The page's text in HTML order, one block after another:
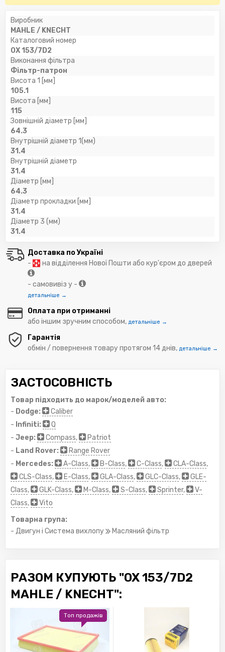
Виробник
MAHLE / KNECHT
Каталоговий номер
OX 153/7D2
Виконання фільтра
Фільтр-патрон
Висота 1 [мм]
105.1
Висота [мм]
115
Зовнішній діаметр [мм]
64.3
Внутрішній діаметр 1(мм)
31.4
Внутрішній діаметр
31.4
Діаметр [мм]
64.3
Діаметр прокладки [мм]
31.4
Діаметр 3 (мм)
31.4
Доставка по Україні
-
на відділення Нової Пошти або кур'єром до дверей
- самовивіз у -
детальніше →
Оплата при отриманні
або іншим зручним способом, детальніше →
Гарантія
обмін / повернення товару протягом 14 днів, детальніше →
ЗАСТОСОВНІСТЬ
Товар підходить до марок/моделей авто:
- Dodge:
Caliber
- Infiniti:
Q
- Jeep: Compass,
Patriot
- Land Rover:
Range Rover
- Mercedes: A-Class, B-Class, C-Class, CLA-Class,
CLS-Class, E-Class, GLA-Class, GLC-Class,
GLE-
Class, GLK-Class, M-Class, S-Class, Sprinter,
V-
Class,
Vito
Товарна група:
- Двигун і Система вихлопу
Масляний фільтр
РАЗОМ КУПУЮТЬ "OX 153/7D2
MAHLE / KNECHT":
Топ продажів